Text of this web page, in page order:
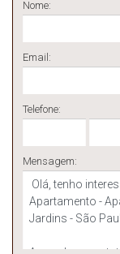
Nome:
Email:
Telefone:
Mensagem: